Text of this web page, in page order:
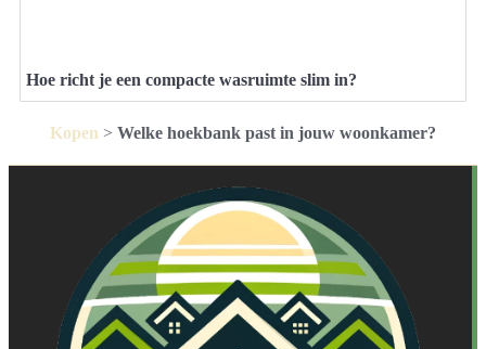
Hoe richt je een compacte wasruimte slim in?
Kopen > Welke hoekbank past in jouw woonkamer?